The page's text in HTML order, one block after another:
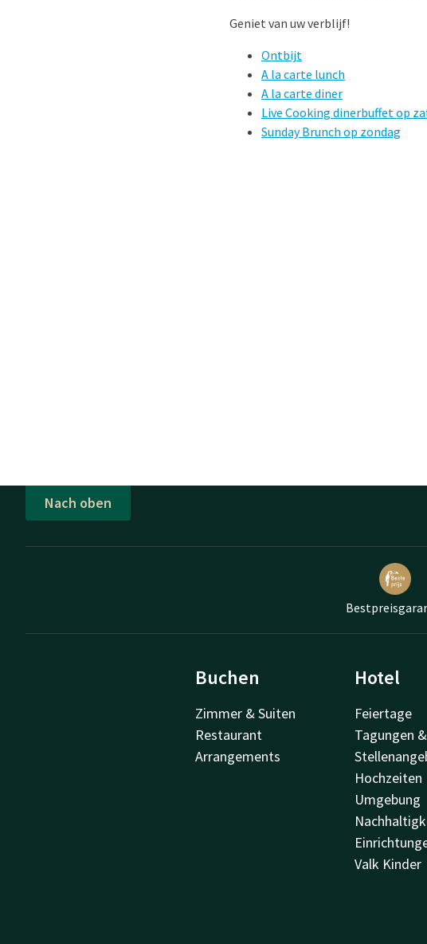
Geniet van uw verblijf!
Ontbijt
A la carte lunch
A la carte diner
Live Cooking dinerbuffet op
Sunday Brunch op zondag
Nach oben
Buchen
Zimmer & Suiten
Restaurant
Arrangements
Hotel
Feiertage
Tagungen
Hochzeiten
Umgebung
Valk Kinder